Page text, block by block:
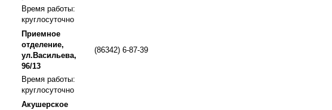
Время работы:
круглосуточно
Приемное
отделение,
ул.Васильева,
96/13
(86342) 6-87-39
Время работы:
круглосуточно
Акушерское